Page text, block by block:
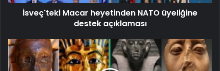
İsveç'teki Macar heyetinden NATO üyeliğine
destek açıklaması